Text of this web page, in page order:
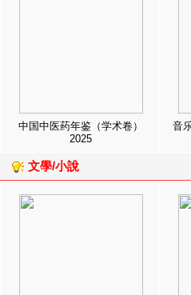
中国中医药年鉴（学术卷）
2025
音
文學/小說